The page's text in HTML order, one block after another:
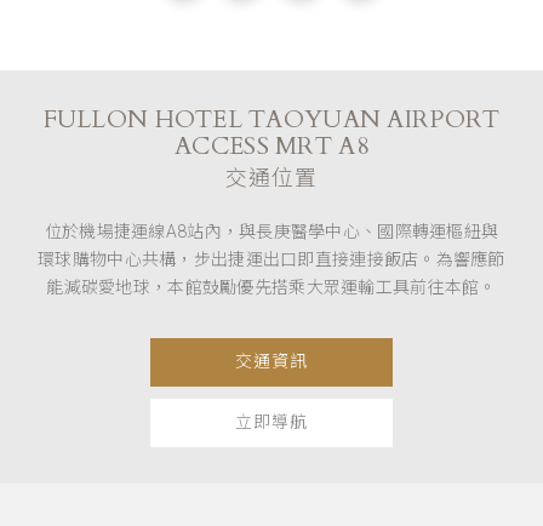
FULLON HOTEL TAOYUAN AIRPORT
ACCESS MRT A8
交通位置
位於機場捷運線A8站內，與長庚醫學中心、國際轉運樞紐與
環球購物中心共構，步出捷運出口即直接連接飯店。為響應節
能減碳愛地球，本館鼓勵優先搭乘大眾運輸工具前往本館。
交通資訊
立即導航